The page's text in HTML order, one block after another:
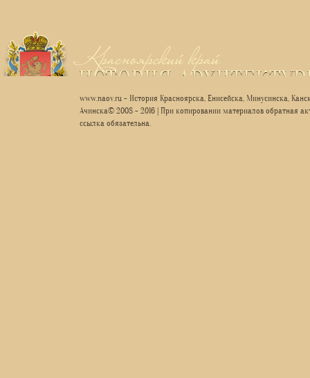
www.naov.ru - История Красноярска, Енисейска, Минусинска,
Ачинска© 2008 - 2016 | При копировании материалов обратная
ссылка обязательна.